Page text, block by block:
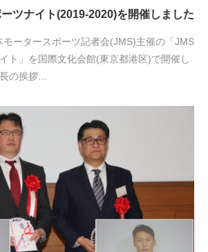
ツナイト(2019-2020)を開催しました
ータースポーツ記者会(JMS)主催の「JMS
ト」を国際文化会館(東京都港区)で開催し
の挨拶…